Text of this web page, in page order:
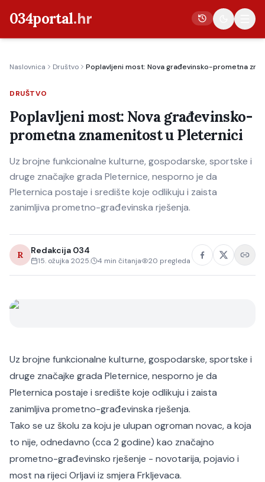
034portal.hr
Crna kronika
Poljoprivreda
Politika
Gospodarstvo
Život
Kultura
Naslovnica Društvo Poplavljeni most: Nova građevinsko-prometna
DRUŠTVO
Poplavljeni most: Nova građevinsko-
prometna znamenitost u Pleternici
Uz brojne funkcionalne kulturne, gospodarske, sportske i
druge značajke grada Pleternice, nesporno je da
Pleternica postaje i središte koje odlikuju i zaista
zanimljiva prometno-građevinska rješenja.
R Redakcija 034
15. ožujka 2025. 4 min čitanja 20 pregleda
Uz brojne funkcionalne kulturne, gospodarske, sportske i
druge značajke grada Pleternice, nesporno je da
Pleternica postaje i središte koje odlikuju i zaista
zanimljiva prometno-građevinska rješenja.
Tako se uz školu za koju je ulupan ogroman novac, a koja
to nije, odnedavno (cca 2 godine) kao značajno
prometno-građevinsko rješenje - novotarija, pojavio i
most na rijeci Orljavi iz smjera Frkljevaca.